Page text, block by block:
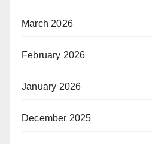
March 2026
February 2026
January 2026
December 2025